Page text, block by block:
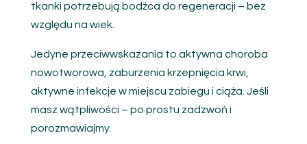
tkanki potrzebują bodźca do regeneracji – bez
względu na wiek.
Jedyne przeciwwskazania to aktywna choroba
nowotworowa, zaburzenia krzepnięcia krwi,
aktywne infekcje w miejscu zabiegu i ciąża. Jeśli
masz wątpliwości – po prostu zadzwoń i
porozmawiajmy.